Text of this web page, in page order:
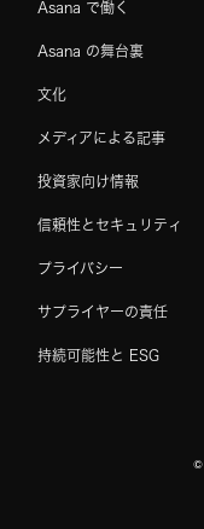
Asana で働く
Asana の舞台裏
文化
メディアによる記事
投資家向け情報
信頼性とセキュリティ
プライバシー
サプライヤーの責任
持続可能性と ESG
©